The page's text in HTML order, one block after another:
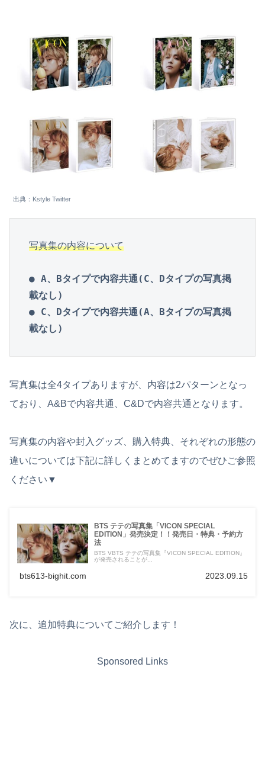
出典：Kstyle Twitter
写真集の内容について
● A、Bタイプで内容共通(C、Dタイプの写真掲
載なし)
● C、Dタイプで内容共通(A、Bタイプの写真掲
載なし)
写真集は全4タイプありますが、内容は2パターンとなっ
ており、A&Bで内容共通、C&Dで内容共通となります。
写真集の内容や封入グッズ、購入特典、それぞれの形態の
違いについては下記に詳しくまとめてますのでぜひご参照
ください▼
BTS テテの写真集「VICON SPECIAL
EDITION」発売決定！！発売日・特典・予約方
法
BTS VBTS テテの写真集『VICON SPECIAL EDITION』
が発売されることが...
bts613-bighit.com 2023.09.15
次に、追加特典についてご紹介します！
Sponsored Links